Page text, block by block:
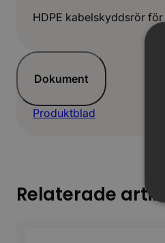
HDPE kabelskyddsrör
Dokument
Produktblad
Relaterade